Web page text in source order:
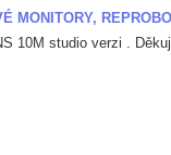
MONITORY,
10M studio verzi .